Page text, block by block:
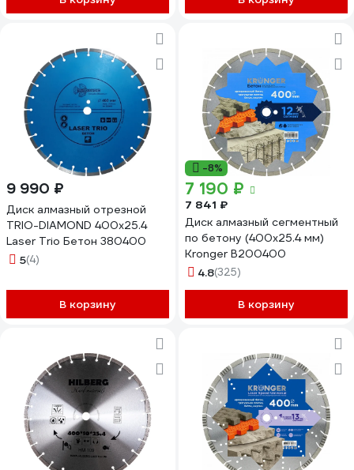
9 990 ₽
Диск алмазный отрезной
TRIO-DIAMOND 400x25.4
Laser Trio Бетон 380400
5(4)
В корзину
-8%
7 190 ₽
7 841 ₽
Диск алмазный сегментный
по бетону (400x25.4 мм)
Kronger B200400
4.8(325)
В корзину